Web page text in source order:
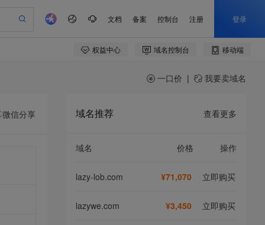
一口价 | 我要卖域名
微信分享 域名推荐 查看更多
域名 价格 操作
lazy-lob.com ¥71,070 立即购买
lazywe.com ¥3,450 立即购买